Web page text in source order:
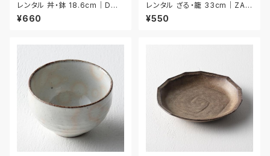
レンタル 丼・鉢 18.6cm｜DON
018
¥660
レンタル ざる・籠 33cm｜ZAR
029
¥550